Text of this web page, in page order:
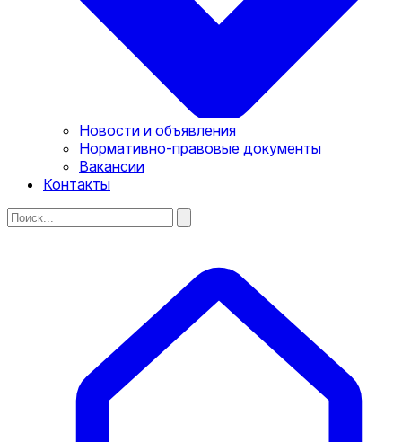
Новости и объявления
Нормативно-правовые документы
Вакансии
Контакты